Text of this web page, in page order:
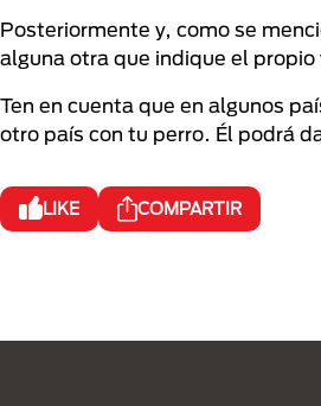
Posteriormente y, como se
alguna otra que indique el propio
Ten en cuenta que en algunos
otro país con tu perro. Él podrá
LIKE COMPARTIR